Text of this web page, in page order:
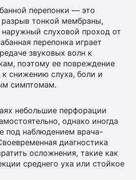
перепонки — это
тонкой мембраны,
наружный слуховой проход от
перепонка играет
звуковых волн к
поэтому ее повреждение
снижению слуха, боли и
симптомам.
небольшие перфорации
однако иногда
под наблюдением врача-
диагностика
осложнения, такие как
среднего уха или стойкое